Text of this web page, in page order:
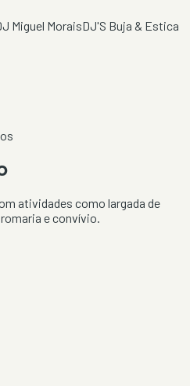
Miguel MoraisDJ'S Buja & Estica
atividades como largada de
e convívio.